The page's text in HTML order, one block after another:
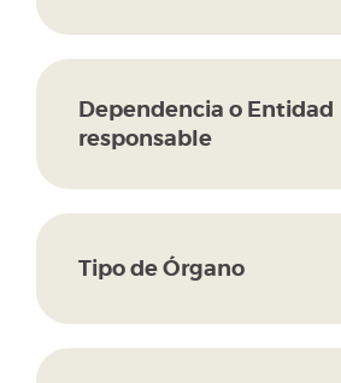
Dependencia o Entidad
responsable
Tipo de Órgano